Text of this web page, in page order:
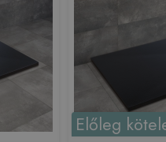
Előleg